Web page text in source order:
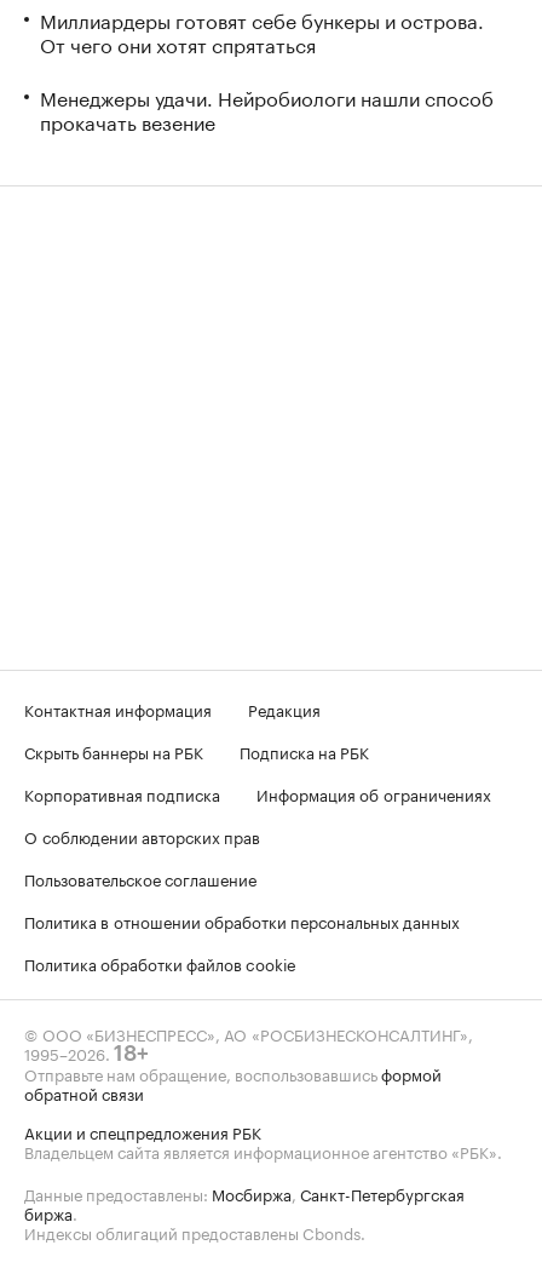
Миллиардеры готовят себе бункеры и острова.
От чего они хотят спрятаться
Менеджеры удачи. Нейробиологи нашли способ
прокачать везение
Контактная информация
Редакция
Скрыть баннеры на РБК
Подписка на РБК
Корпоративная подписка
Информация об ограничениях
О соблюдении авторских прав
Пользовательское соглашение
Политика в отношении обработки персональных данных
Политика обработки файлов cookie
© ООО «БИЗНЕСПРЕСС», АО «РОСБИЗНЕСКОНСАЛТИНГ»,
1995–2026. 18+
Отправьте нам обращение, воспользовавшисьформой
обратной связи
Акции и спецпредложения РБК
Владельцем сайта является информационное агентство «РБК».
Данные предоставлены: Мосбиржа, Санкт-Петербургская
биржа.
Индексы облигаций предоставлены Cbonds.